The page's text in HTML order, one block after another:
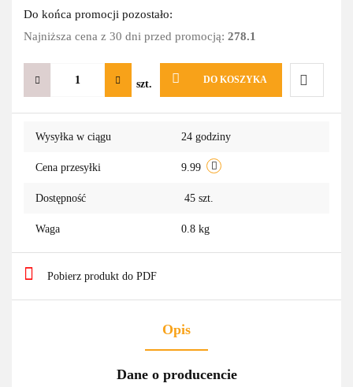
Do końca promocji pozostało:
Najniższa cena z 30 dni przed promocją: 278.1
szt. DO KOSZYKA
Do
Wysyłka w ciągu 24 godziny
Cena przesyłki 9.99
Dostępność 45 szt.
Waga 0.8 kg
Pobierz produkt do PDF
Opis
Dane o producencie